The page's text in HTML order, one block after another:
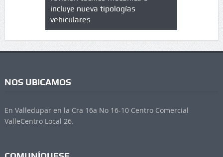
incluye nueva tipologías
vehiculares
NOS UBICAMOS
En Valledupar en la Cra 16a No 16-10 Centro Comercial
ValleCentro Local 26.